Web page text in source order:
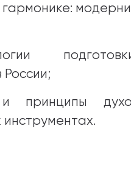
принципы